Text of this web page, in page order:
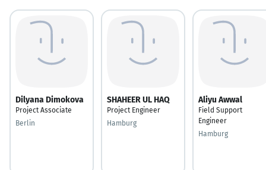
Dilyana Dimokova
Project Associate
Berlin
SHAHEER UL HAQ
Project Engineer
Hamburg
Aliyu Awwal
Field Support
Engineer
Hamburg